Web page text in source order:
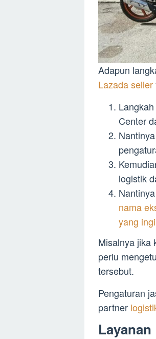
Adapun
Lazada seller
Center
Nantinya
logistik
nama
yang
Misalnya jika
perlu
tersebut.
Pengaturan
partner